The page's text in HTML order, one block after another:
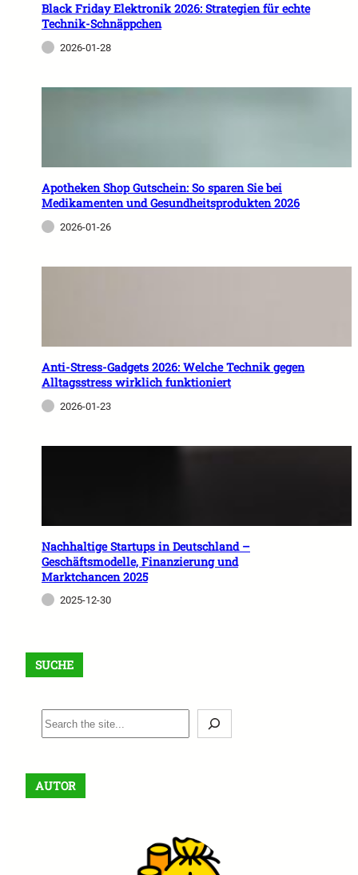
Black Friday Elektronik 2026: Strategien für echte
Technik-Schnäppchen
2026-01-28
Apotheken Shop Gutschein: So sparen Sie bei
Medikamenten und Gesundheitsprodukten 2026
2026-01-26
Anti-Stress-Gadgets 2026: Welche Technik gegen
Alltagsstress wirklich funktioniert
2026-01-23
Nachhaltige Startups in Deutschland –
Geschäftsmodelle, Finanzierung und
Marktchancen 2025
2025-12-30
SUCHE
S
e
r
c
AUTOR